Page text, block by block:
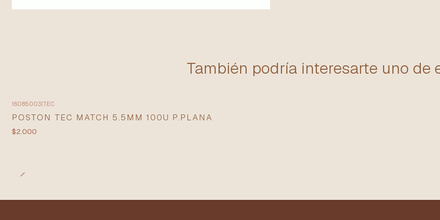
También podría interesarte uno de
16085003 TEC
POSTON TEC MATCH 5.5MM 100U P.PLANA
$2.000